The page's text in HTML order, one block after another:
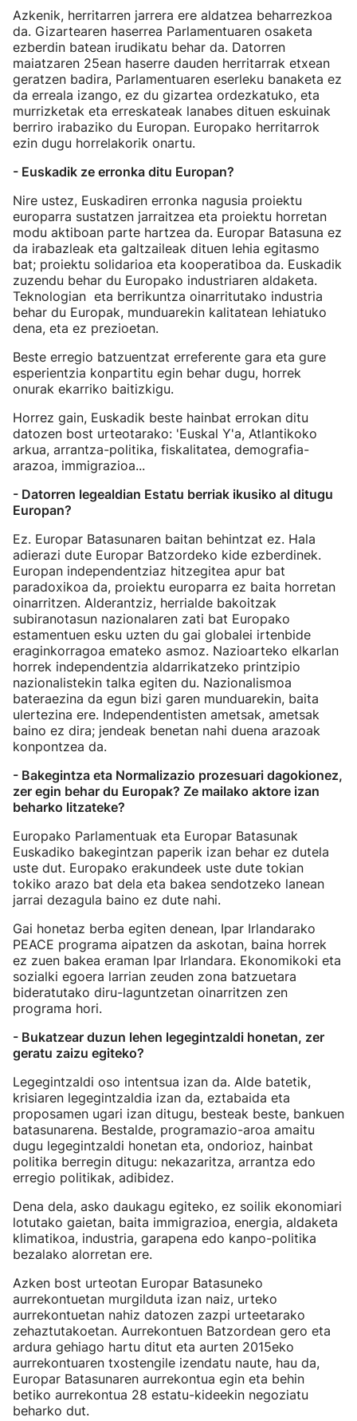
Azkenik, herritarren jarrera ere aldatzea beharrezkoa
da. Gizartearen haserrea Parlamentuaren osaketa
ezberdin batean irudikatu behar da. Datorren
maiatzaren 25ean haserre dauden herritarrak etxean
geratzen badira, Parlamentuaren eserleku banaketa ez
da erreala izango, ez du gizartea ordezkatuko, eta
murrizketak eta erreskateak lanabes dituen eskuinak
berriro irabaziko du Europan. Europako herritarrok
ezin dugu horrelakorik onartu.
- Euskadik ze erronka ditu Europan?
Nire ustez, Euskadiren erronka nagusia proiektu
europarra sustatzen jarraitzea eta proiektu horretan
modu aktiboan parte hartzea da. Europar Batasuna ez
da irabazleak eta galtzaileak dituen lehia egitasmo
bat; proiektu solidarioa eta kooperatiboa da. Euskadik
zuzendu behar du Europako industriaren aldaketa.
Teknologian eta berrikuntza oinarritutako industria
behar du Europak, munduarekin kalitatean lehiatuko
dena, eta ez prezioetan.
Beste erregio batzuentzat erreferente gara eta gure
esperientzia konpartitu egin behar dugu, horrek
onurak ekarriko baitizkigu.
Horrez gain, Euskadik beste hainbat errokan ditu
datozen bost urteotarako: 'Euskal Y'a, Atlantikoko
arkua, arrantza-politika, fiskalitatea, demografia-
arazoa, immigrazioa...
- Datorren legealdian Estatu berriak ikusiko al ditugu
Europan?
Ez. Europar Batasunaren baitan behintzat ez. Hala
adierazi dute Europar Batzordeko kide ezberdinek.
Europan independentziaz hitzegitea apur bat
paradoxikoa da, proiektu europarra ez baita horretan
oinarritzen. Alderantziz, herrialde bakoitzak
subiranotasun nazionalaren zati bat Europako
estamentuen esku uzten du gai globalei irtenbide
eraginkorragoa emateko asmoz. Nazioarteko elkarlan
horrek independentzia aldarrikatzeko printzipio
nazionalistekin talka egiten du. Nazionalismoa
bateraezina da egun bizi garen munduarekin, baita
ulertezina ere. Independentisten ametsak, ametsak
baino ez dira; jendeak benetan nahi duena arazoak
konpontzea da.
- Bakegintza eta Normalizazio prozesuari dagokionez,
zer egin behar du Europak? Ze mailako aktore izan
beharko litzateke?
Europako Parlamentuak eta Europar Batasunak
Euskadiko bakegintzan paperik izan behar ez dutela
uste dut. Europako erakundeek uste dute tokian
tokiko arazo bat dela eta bakea sendotzeko lanean
jarrai dezagula baino ez dute nahi.
Gai honetaz berba egiten denean, Ipar Irlandarako
PEACE programa aipatzen da askotan, baina horrek
ez zuen bakea eraman Ipar Irlandara. Ekonomikoki eta
sozialki egoera larrian zeuden zona batzuetara
bideratutako diru-laguntzetan oinarritzen zen
programa hori.
- Bukatzear duzun lehen legegintzaldi honetan, zer
geratu zaizu egiteko?
Legegintzaldi oso intentsua izan da. Alde batetik,
krisiaren legegintzaldia izan da, eztabaida eta
proposamen ugari izan ditugu, besteak beste, bankuen
batasunarena. Bestalde, programazio-aroa amaitu
dugu legegintzaldi honetan eta, ondorioz, hainbat
politika berregin ditugu: nekazaritza, arrantza edo
erregio politikak, adibidez.
Dena dela, asko daukagu egiteko, ez soilik ekonomiari
lotutako gaietan, baita immigrazioa, energia, aldaketa
klimatikoa, industria, garapena edo kanpo-politika
bezalako alorretan ere.
Azken bost urteotan Europar Batasuneko
aurrekontuetan murgilduta izan naiz, urteko
aurrekontuetan nahiz datozen zazpi urteetarako
zehaztutakoetan. Aurrekontuen Batzordean gero eta
ardura gehiago hartu ditut eta aurten 2015eko
aurrekontuaren txostengile izendatu naute, hau da,
Europar Batasunaren aurrekontua egin eta behin
betiko aurrekontua 28 estatu-kideekin negoziatu
beharko dut.